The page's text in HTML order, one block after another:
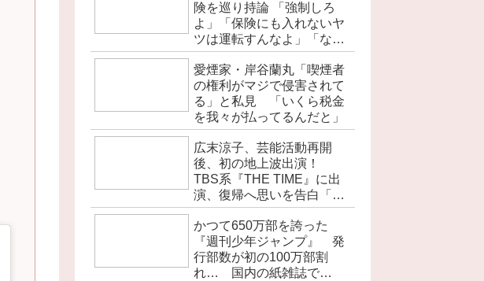
険を巡り持論 「強制しろ
よ」「保険にも入れないヤ
ツは運転すんなよ」「なん
で法律を改正しないの？」
愛煙家・岸谷蘭丸「喫煙者
の権利がマジで侵害されて
る」と私見 「いくら税金
を我々が払ってるんだと」
広末涼子、芸能活動再開
後、初の地上波出演！
TBS系『THE TIME』に出
演、復帰へ思いを告白「自
分の弱い部分だったり…」
かつて650万部を誇った
『週刊少年ジャンプ』 発
行部数が初の100万部割
れ… 国内の紙雑誌で